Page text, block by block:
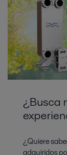
¿Busca
¿Quiere
adquiridos